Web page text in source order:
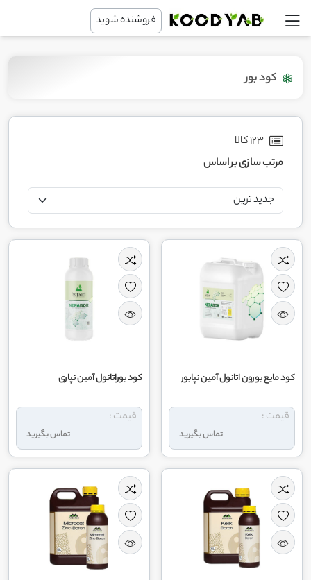
فروشنده شوید
کود بور
123 کالا
مرتب سازی بر اساس
کود مایع بورون اتانول آمین نپابور
تماس بگیرید
قیمت :
کود بوراتانول آمین نپاری
تماس بگیرید
قیمت :